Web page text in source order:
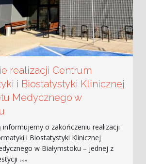
realizacji Centrum
i Biostatystyki Klinicznej
Medycznego w
informujemy o zakończeniu realizacji
i Biostatystyki Klinicznej
w Białymstoku – jednej z